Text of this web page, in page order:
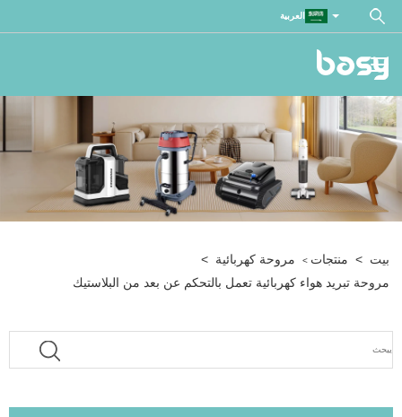
العربية
بيت > منتجات > مروحة كهربائية >
مروحة تبريد هواء كهربائية تعمل بالتحكم عن بعد من البلاستيك